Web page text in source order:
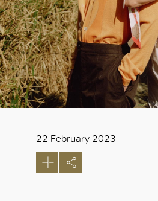
22 February 2023